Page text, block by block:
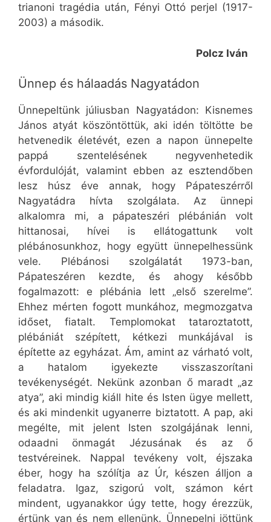
trianoni tragédia után, Fényi Ottó perjel (1917-
2003) a második.
Polcz Iván
Ünnep és hálaadás Nagyatádon
Ünnepeltünk júliusban Nagyatádon: Kisnemes
János atyát köszöntöttük, aki idén töltötte be
hetvenedik életévét, ezen a napon ünnepelte
pappá szentelésének negyvenhetedik
évfordulóját, valamint ebben az esztendőben
lesz húsz éve annak, hogy Pápateszérről
Nagyatádra hívta szolgálata. Az ünnepi
alkalomra mi, a pápateszéri plébánián volt
hittanosai, hívei is ellátogattunk volt
plébánosunkhoz, hogy együtt ünnepelhessünk
vele. Plébánosi szolgálatát 1973-ban,
Pápateszéren kezdte, és ahogy később
fogalmazott: e plébánia lett „első szerelme”.
Ehhez mérten fogott munkához, megmozgatva
időset, fiatalt. Templomokat tataroztatott,
plébániát szépített, kétkezi munkájával is
építette az egyházat. Ám, amint az várható volt,
a hatalom igyekezte visszaszorítani
tevékenységét. Nekünk azonban ő maradt „az
atya”, aki mindig kiáll hite és Isten ügye mellett,
és aki mindenkit ugyanerre biztatott. A pap, aki
megélte, mit jelent Isten szolgájának lenni,
odaadni önmagát Jézusának és az ő
testvéreinek. Nappal tevékeny volt, éjszaka
éber, hogy ha szólítja az Úr, készen álljon a
feladatra. Igaz, szigorú volt, számon kért
mindent, ugyanakkor úgy tette, hogy érezzük,
értünk van és nem ellenünk. Ünnepelni jöttünk